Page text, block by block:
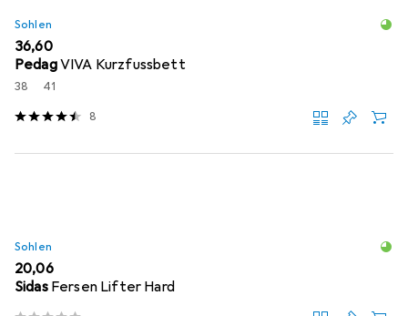
Sohlen
EUR
36,60
PedagVIVA Kurzfussbett
38 41
8
Sohlen
EUR
20,06
Sidas Fersen Lifter Hard